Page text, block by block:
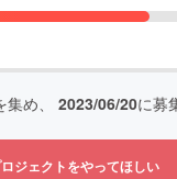
め、 2023/06/20に募
ジェクトをやってほしい